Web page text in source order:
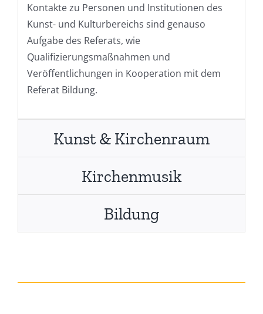
Kontakte zu Personen und Institutionen des
Kunst- und Kulturbereichs sind genauso
Aufgabe des Referats, wie
Qualifizierungsmaßnahmen und
Veröffentlichungen in Kooperation mit dem
Referat Bildung.
Kunst & Kirchenraum
Kirchenmusik
Bildung